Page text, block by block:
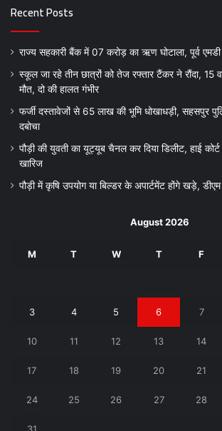
Recent Posts
राज्य सहकारी बैंक में 07 करोड़ का ऋण घोटाला, पूर्व
स्कूल जा रहे तीन छात्रों को तेज रफ्तार टैंकर ने रौंदा, 15
मौत, दो की हालत गंभीर
फर्जी दस्तावेजों से 65 लाख की भूमि धोखाधड़ी, सहसपुर
दबोचा
पौड़ी की युवती का यूट्यूब चैनल कर दिया डिलीट, हाई
खारिज
पौड़ी में कृषि उपयोग या बिल्डर के अपार्टमेंट होंगे खड़े,
August 2026
M T W T F
3 4 5 6 7
10 11 12 13 14
17 18 19 20 21
24 25 26 27 28